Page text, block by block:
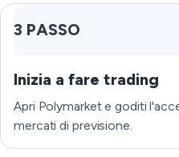
3 PASSO
Inizia a fare trading
Apri Polymarket e goditi
mercati di previsione.